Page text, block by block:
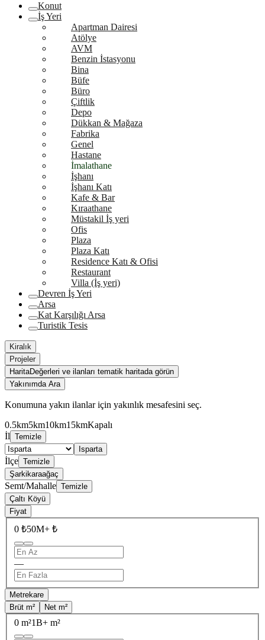
Konut
İş Yeri
Apartman Dairesi
Atölye
AVM
Benzin İstasyonu
Bina
Büfe
Büro
Çiftlik
Depo
Dükkan & Mağaza
Fabrika
Genel
Hastane
İmalathane
İşhanı
İşhanı Katı
Kafe & Bar
Kıraathane
Müstakil İş yeri
Ofis
Plaza
Plaza Katı
Residence Katı & Ofisi
Restaurant
Villa (İş yeri)
Devren İş Yeri
Arsa
Kat Karşılığı Arsa
Turistik Tesis
Kiralık
Projeler
HaritaDeğerleri ve ilanları tematik haritada görün
Yakınımda Ara
Konumuna yakın ilanlar için yakınlık mesafesini seç.
0.5km5km10km15kmKapalı
İl Temizle
Isparta
İlçe Temizle
Şarkikaraağaç
Semt/Mahalle Temizle
Çaltı Köyü
Fiyat
0 ₺50M+ ₺
—
Metrekare
Brüt m²
Net m²
0 m²1B+ m²